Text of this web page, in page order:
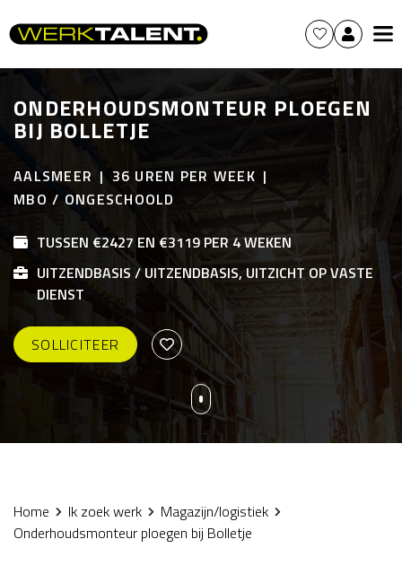
ONDERHOUDSMONTEUR PLOEGEN
BIJ BOLLETJE
AALSMEER
36 UREN PER WEEK
MBO / ONGESCHOOLD
TUSSEN €2427 EN €3119 PER 4 WEKEN
UITZENDBASIS / UITZENDBASIS, UITZICHT OP VASTE
DIENST
SOLLICITEER
Home Ik zoek werk
Magazijn/logistiek
Onderhoudsmonteur ploegen bij Bolletje